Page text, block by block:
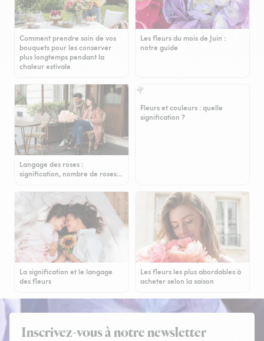
Comment prendre soin de vos
bouquets pour les conserver
plus longtemps pendant la
chaleur estivale
Les fleurs du mois de Juin :
notre guide
Langage des roses :
signification, nombre de roses…
Fleurs et couleurs : quelle
signification ?
La signification et le langage
des fleurs
Les fleurs les plus abordables à
acheter selon la saison
Inscrivez-vous à notre newsletter